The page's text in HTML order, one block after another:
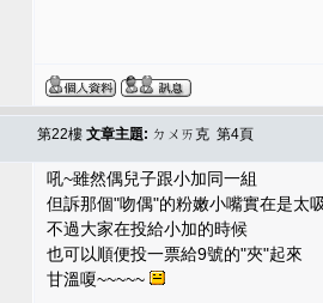
第22樓 文章主題: ㄉㄨㄞ克 第4頁
吼~雖然偶兒子跟小加同一組
但訴那個"吻偶"的粉嫩小嘴實在是太
不過大家在投給小加的時候
也可以順便投一票給9號的"夾"起來
甘溫嗄~~~~~